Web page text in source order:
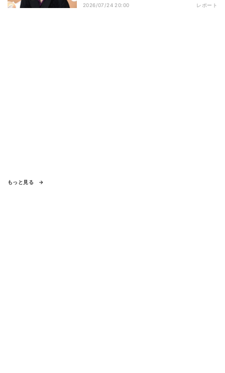
2026/07/24 20:00 レポート
もっと見る